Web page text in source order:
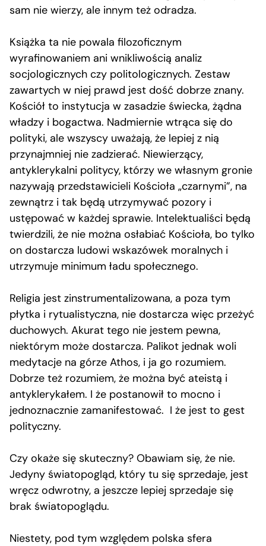
sam nie wierzy, ale innym też odradza.
Książka ta nie powala filozoficznym
wyrafinowaniem ani wnikliwością analiz
socjologicznych czy politologicznych. Zestaw
zawartych w niej prawd jest dość dobrze znany.
Kościół to instytucja w zasadzie świecka, żądna
władzy i bogactwa. Nadmiernie wtrąca się do
polityki, ale wszyscy uważają, że lepiej z nią
przynajmniej nie zadzierać. Niewierzący,
antyklerykalni politycy, którzy we własnym gronie
nazywają przedstawicieli Kościoła „czarnymi”, na
zewnątrz i tak będą utrzymywać pozory i
ustępować w każdej sprawie. Intelektualiści będą
twierdzili, że nie można osłabiać Kościoła, bo tylko
on dostarcza ludowi wskazówek moralnych i
utrzymuje minimum ładu społecznego.
Religia jest zinstrumentalizowana, a poza tym
płytka i rytualistyczna, nie dostarcza więc przeżyć
duchowych. Akurat tego nie jestem pewna,
niektórym może dostarcza. Palikot jednak woli
medytacje na górze Athos, i ja go rozumiem.
Dobrze też rozumiem, że można być ateistą i
antyklerykałem. I że postanowił to mocno i
jednoznacznie zamanifestować. I że jest to gest
polityczny.
Czy okaże się skuteczny? Obawiam się, że nie.
Jedyny światopogląd, który tu się sprzedaje, jest
wręcz odwrotny, a jeszcze lepiej sprzedaje się
brak światopoglądu.
Niestety, pod tym względem polska sfera